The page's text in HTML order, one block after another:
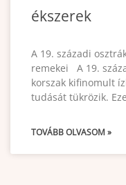
ékszerek
A 19. századi
remekei A 19.
korszak kifinomult
tudását tükrözik.
TOVÁBB OLVASOM »